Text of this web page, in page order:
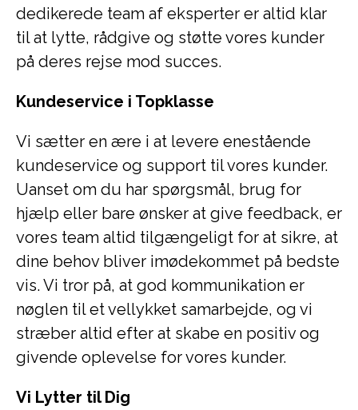
dedikerede team af eksperter er altid klar
til at lytte, rådgive og støtte vores kunder
på deres rejse mod succes.
Kundeservice i Topklasse
Vi sætter en ære i at levere enestående
kundeservice og support til vores kunder.
Uanset om du har spørgsmål, brug for
hjælp eller bare ønsker at give feedback, er
vores team altid tilgængeligt for at sikre, at
dine behov bliver imødekommet på bedste
vis. Vi tror på, at god kommunikation er
nøglen til et vellykket samarbejde, og vi
stræber altid efter at skabe en positiv og
givende oplevelse for vores kunder.
Vi Lytter til Dig